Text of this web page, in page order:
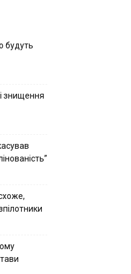
будуть
знищення